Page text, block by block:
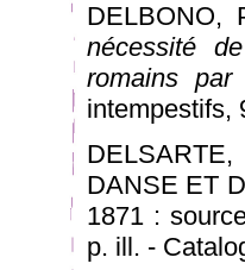
DELBONO,
nécessité
romains
intempestifs,
DANSE ET
1871 :
p. ill. -